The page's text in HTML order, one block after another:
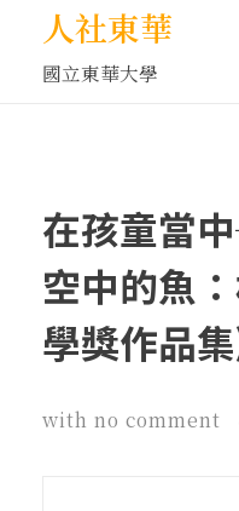
人社東華
國立東華大學
藝文空間
文化沙龍
在孩童當
空中的魚
學獎作品集
with no comment